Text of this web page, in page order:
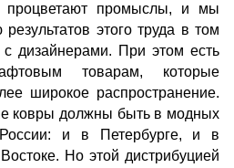
процветают промыслы, и мы
этого труда в том
дизайнерами. При этом есть
товарам, которые
широкое распространение.
ковры должны быть в модных
и в Петербурге, и в
Но этой дистрибуцией